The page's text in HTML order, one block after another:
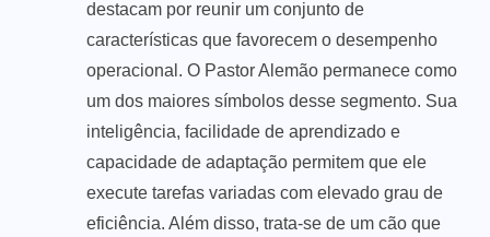
destacam por reunir um conjunto de
características que favorecem o desempenho
operacional. O Pastor Alemão permanece como
um dos maiores símbolos desse segmento. Sua
inteligência, facilidade de aprendizado e
capacidade de adaptação permitem que ele
execute tarefas variadas com elevado grau de
eficiência. Além disso, trata-se de um cão que